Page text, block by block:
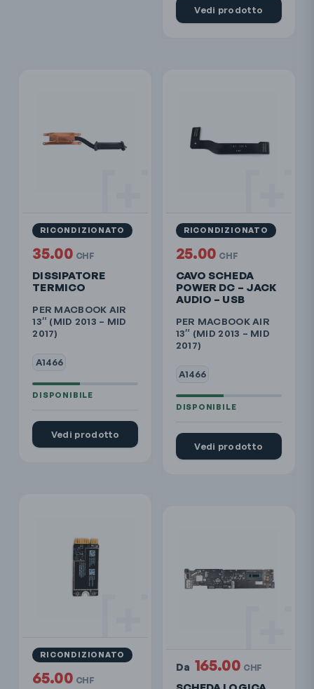
Vedi prodotto
DISSIPATORE
TERMICO
PER MACBOOK AIR
13″ (MID 2013 – MID
2017)
A1466
RICONDIZIONATO
35.00 CHF
Vedi prodotto
CAVO SCHEDA
POWER DC – JACK
AUDIO – USB
PER MACBOOK AIR
13″ (MID 2013 – MID
2017)
A1466
RICONDIZIONATO
25.00 CHF
Vedi prodotto
RICONDIZIONATO
65.00 CHF
Da 165.00 CHF